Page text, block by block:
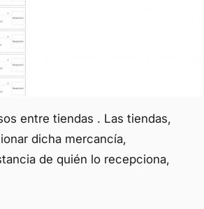
entre tiendas . Las tiendas,
dicha mercancía,
de quién lo recepciona,